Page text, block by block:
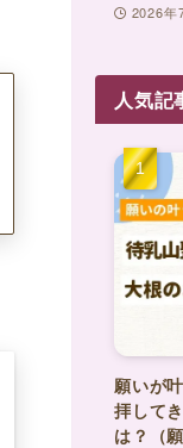
2026年
人気記
願いが
拝して
は？（